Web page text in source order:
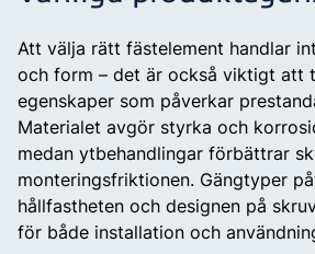
Att välja rätt fästelement handlar
och form – det är också viktigt att
egenskaper som påverkar
Materialet avgör styrka och
medan ytbehandlingar förbättrar
monteringsfriktionen. Gängtyper
hållfastheten och designen på
för både installation och